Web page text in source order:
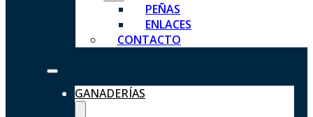
PEÑAS
ENLACES
CONTACTO
GANADERÍAS